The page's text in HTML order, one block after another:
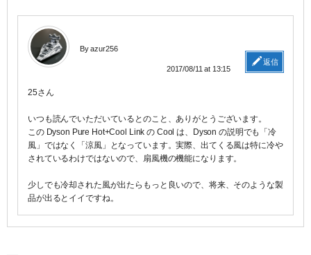
By azur256
2017/08/11 at 13:15
返信
25さん
いつも読んでいただいているとのこと、ありがとうございます。
この Dyson Pure Hot+Cool Link の Cool は、Dyson の説明でも「冷
風」ではなく「涼風」となっています。実際、出てくる風は特に冷や
されているわけではないので、扇風機の機能になります。
少しでも冷却された風が出たらもっと良いので、将来、そのような製
品が出るとイイですね。